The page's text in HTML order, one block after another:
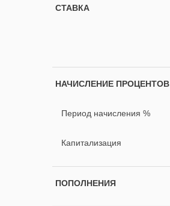
СТАВКА
НАЧИСЛЕНИЕ ПРОЦЕНТОВ
Период начисления %
Капитализация
ПОПОЛНЕНИЯ